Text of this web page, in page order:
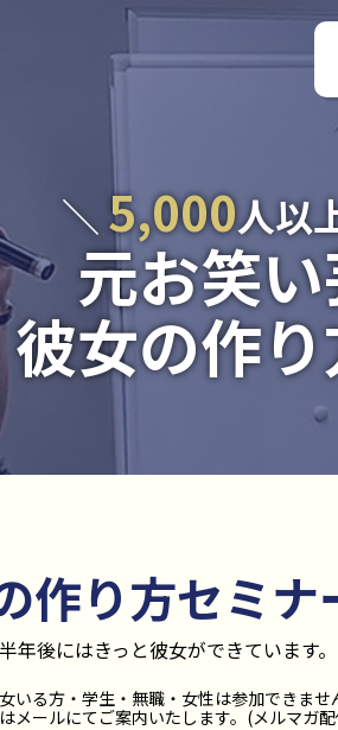
＼ 5,000人以
元お笑
彼女の作
作り方セミナ
年後にはきっと彼女ができています
る方・学生・無職・女性は参加できませ
メールにてご案内いたします。(メルマガ